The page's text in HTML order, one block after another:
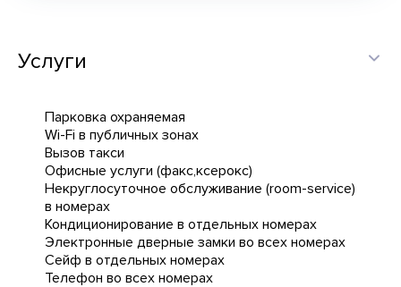
Услуги
Парковка охраняемая
Wi-Fi в публичных зонах
Вызов такси
Офисные услуги (факс,ксерокс)
Некруглосуточное обслуживание (room-service)
в номерах
Кондиционирование в отдельных номерах
Электронные дверные замки во всех номерах
Сейф в отдельных номерах
Телефон во всех номерах